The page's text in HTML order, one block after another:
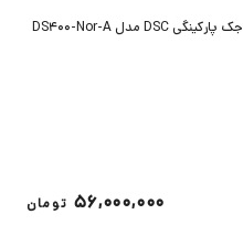
جک پارکینگی DSC مدل DS400-Nor-A
56,000,000 تومان